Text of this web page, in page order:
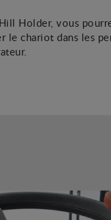
Holder, vous
le chariot dans les